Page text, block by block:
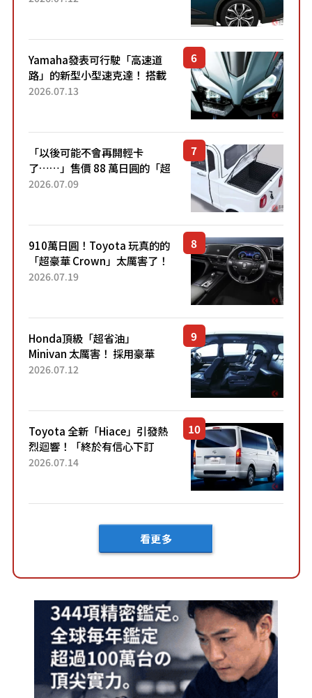
Yamaha發表可行駛「高速道
路」的新型小型速克達！ 搭載
能享受超強勁「渦輪感」的動
2026.07.13
「以後可能不會再開輕卡
了……」售價 88 萬日圓的「超
迷你輕型貨車」引發兩極評
了！...
2026.07.09
910萬日圓！Toyota 玩真的的
「超豪華 Crown」太厲害了！
採用由「匠人技藝」打造的
2026.07.19
Honda頂級「超省油」
Minivan 太厲害！ 採用豪華
「真皮座椅」與專屬「黑色內
「三...
2026.07.12
Toyota 全新「Hiace」引發熱
烈迴響！「終於有信心下訂
了！」「哪個等級交車最
車？...
2026.07.14
看更多